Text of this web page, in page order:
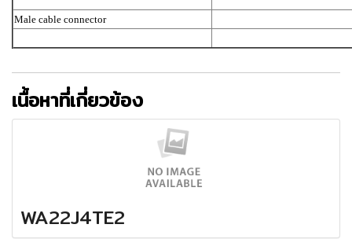
Male cable connector
เนื้อหาที่เกี่ยวข้อง
WA22J4TE2